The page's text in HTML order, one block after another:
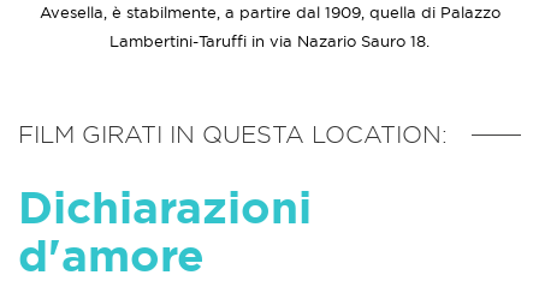
Avesella, è stabilmente, a partire dal 1909, quella di Palazzo
Lambertini-Taruffi in via Nazario Sauro 18.
FILM GIRATI IN QUESTA LOCATION:
Dichiarazioni
d'amore